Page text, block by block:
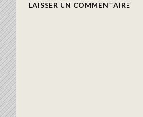
LAISSER UN COMMENTAIRE